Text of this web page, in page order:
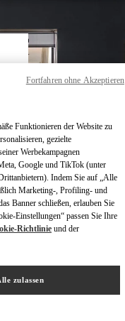
Funktionieren der Website zu
gezielte
Werbekampagnen
Google und TikTok (unter
Indem Sie auf „Alle
Marketing-, Profiling- und
Banner schließen, erlauben Sie
Einstellungen“ passen Sie Ihre
Richtlinie und der
zulassen
Fortfahren ohne Akzeptieren